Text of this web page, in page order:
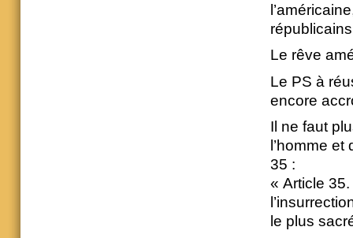
Le rêve
Le PS à
encore
Il ne faut
l’homme
35 :
« Article
le plus